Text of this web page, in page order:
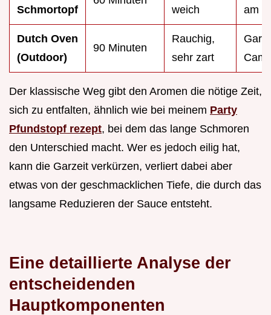
Schmortopf
weich
am
Dutch Oven
(Outdoor)
90 Minuten
Rauchig,
sehr zart
Der klassische Weg gibt den Aromen die nötige Zeit,
sich zu entfalten, ähnlich wie bei meinem Party
Pfundstopf rezept, bei dem das lange Schmoren
den Unterschied macht. Wer es jedoch eilig hat,
kann die Garzeit verkürzen, verliert dabei aber
etwas von der geschmacklichen Tiefe, die durch das
langsame Reduzieren der Sauce entsteht.
Eine detaillierte Analyse der
entscheidenden
Hauptkomponenten